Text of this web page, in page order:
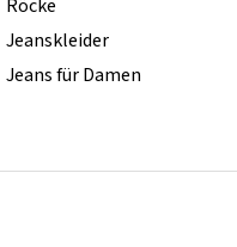
Röcke
Jeanskleider
Jeans für Damen